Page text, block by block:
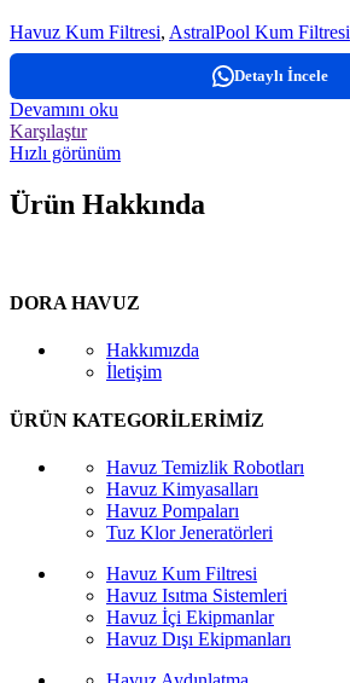
Havuz Kum Filtresi, AstralPool Kum Filtresi
Detaylı İncele
Devamını oku
Karşılaştır
Hızlı görünüm
Ürün Hakkında
DORA HAVUZ
Hakkımızda
İletişim
ÜRÜN KATEGORİLERİMİZ
Havuz Temizlik Robotları
Havuz Kimyasalları
Havuz Pompaları
Tuz Klor Jeneratörleri
Havuz Kum Filtresi
Havuz Isıtma Sistemleri
Havuz İçi Ekipmanlar
Havuz Dışı Ekipmanları